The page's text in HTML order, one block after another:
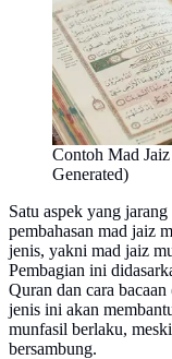
Contoh Mad
Generated)
Satu aspek yang
pembahasan mad jaiz
jenis, yakni mad jaiz
Pembagian ini
Quran dan cara bacaan
jenis ini akan
munfasil berlaku,
bersambung.